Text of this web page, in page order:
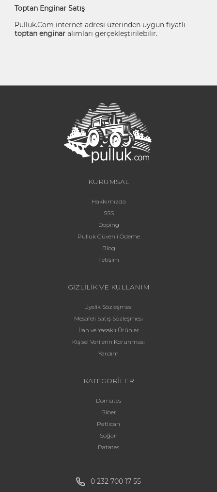
Toptan Enginar Satış
Pulluk.Com internet adresi üzerinden uygun fiyatlı
toptan enginar alımları gerçekleştirilebilir.
KURUMSAL
Hakkımızda
SSS
Doping
Pulluk Güvenli Ödeme
Blog
İletişim
GİZLİLİK VE KULLANIM
Üyelik Sözleşmesi
Mesafeli Satış Sözleşmesi
İlan ve Yasaklı Ürünler
Kişisel Verilerin Korunması
Yardım
KATEGORİLER
Domates
Biber
Patlıcan
Soğan
Patates
0 232 700 17 55